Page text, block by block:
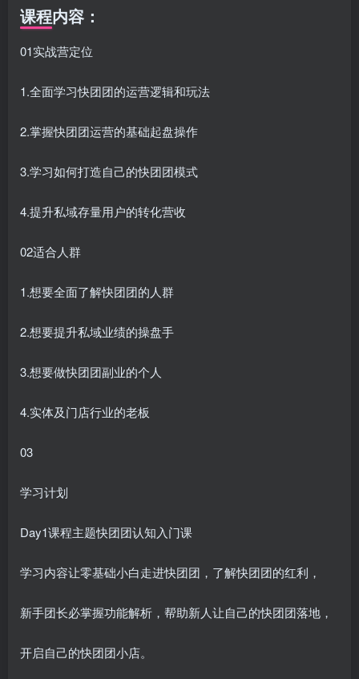
课程内容：
01实战营定位
1.全面学习快团团的运营逻辑和玩法
2.掌握快团团运营的基础起盘操作
3.学习如何打造自己的快团团模式
4.提升私域存量用户的转化营收
02适合人群
1.想要全面了解快团团的人群
2.想要提升私域业绩的操盘手
3.想要做快团团副业的个人
4.实体及门店行业的老板
03
学习计划
Day1课程主题快团团认知入门课
学习内容让零基础小白走进快团团，了解快团团的红利，
新手团长必掌握功能解析，帮助新人让自己的快团团落地，
开启自己的快团团小店。